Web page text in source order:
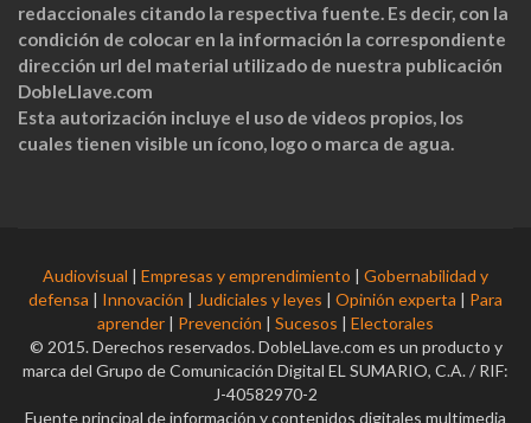
redaccionales citando la respectiva fuente. Es decir, con la
condición de colocar en la información la correspondiente
dirección url del material utilizado de nuestra publicación
DobleLlave.com
Esta autorización incluye el uso de videos propios, los
cuales tienen visible un ícono, logo o marca de agua.
Audiovisual | Empresas y emprendimiento | Gobernabilidad y
defensa | Innovación | Judiciales y leyes | Opinión experta | Para
aprender | Prevención | Sucesos | Electorales
© 2015. Derechos reservados. DobleLlave.com es un producto y
marca del Grupo de Comunicación Digital EL SUMARIO, C.A. / RIF:
J-40582970-2
Fuente principal de información y contenidos digitales multimedia